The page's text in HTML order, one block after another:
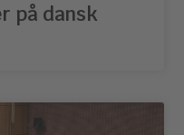
på dansk